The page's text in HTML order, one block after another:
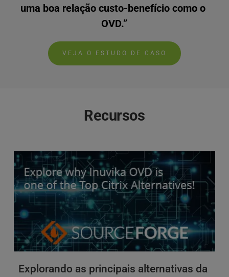
uma boa relação custo-benefício como o
OVD.”
VEJA O ESTUDO DE CASO
Recursos
Explorando as principais alternativas da